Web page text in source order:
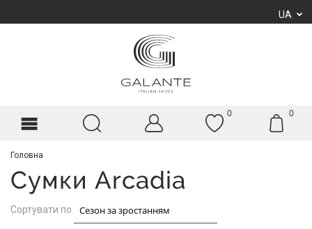
UA
0 0
Головна
Сумки Arcadia
Сортувати по